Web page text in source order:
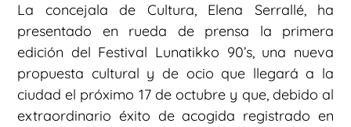
La concejala de Cultura, Elena Serrallé, ha
presentado en rueda de prensa la primera
edición del Festival Lunatikko 90’s, una nueva
propuesta cultural y de ocio que llegará a la
ciudad el próximo 17 de octubre y que, debido al
extraordinario éxito de acogida registrado en